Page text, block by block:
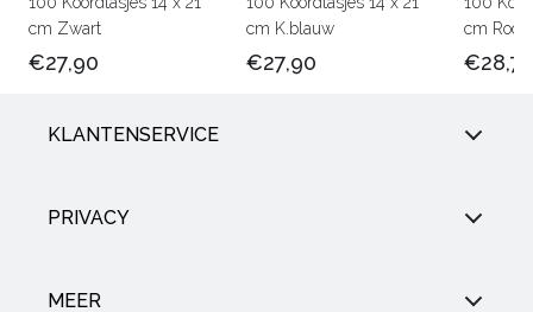
cm Zwart
€27,90
cm K.blauw
€27,90
cm Rood
€28,75
KLANTENSERVICE
PRIVACY
MEER